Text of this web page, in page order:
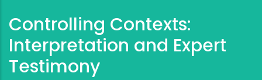
Controlling Contexts:
Interpretation and Expert
Testimony